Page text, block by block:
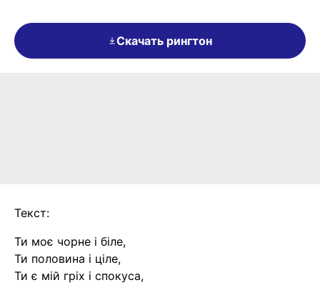
Скачать рингтон
Текст:
Ти моє чорне і біле,
Ти половина і ціле,
Ти є мій гріх і спокуса,